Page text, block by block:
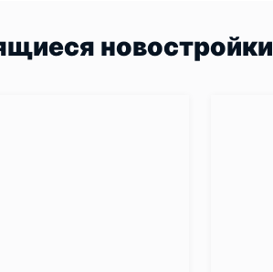
новостройки